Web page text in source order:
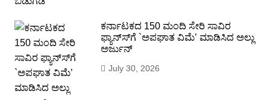
ಕರ್ನಾಟಕದ 150 ಮಂದಿ ಸೇರಿ ಸಾವಿರ
ಫ್ಯಾನ್ಸ್‍ಗೆ `ಅಪಘಾತ ವಿಮೆ’ ಮಾಡಿಸಿದ ಅಲ್ಲು
ಅರ್ಜುನ್
July 30, 2026